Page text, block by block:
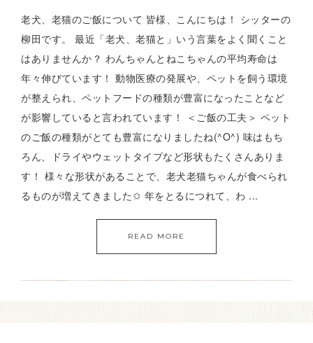
老犬、老猫のご飯について 皆様、こんにちは！ シッターの
柳田です。 最近「老犬、老猫と」いう言葉をよく聞くこと
はありませんか？ わんちゃんとねこちゃんの平均寿命は
年々伸びています！ 動物医療の発展や、ペットを飼う環境
が整えられ、ペットフードの種類が豊富になったことなど
が影響していると言われています！ ＜ご飯の工夫＞ ペット
のご飯の種類がとても豊富になりましたね(^O^) 味はもち
ろん、ドライやウェットタイプなど形状もたくさんありま
す！ 様々な形状があることで、老犬老猫ちゃんが食べられ
るものが増えてきました✩ 年をとるにつれて、わ ...
READ MORE